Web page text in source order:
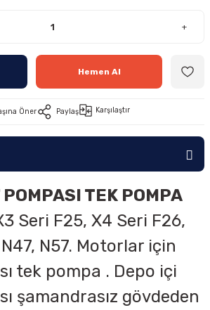
+
Hemen Al
Öner Paylaş Karşılaştır
POMPASI TEK POMPA
Seri F25, X4 Seri F26,
N57. Motorlar için
tek pompa . Depo içi
şamandrasız gövdeden